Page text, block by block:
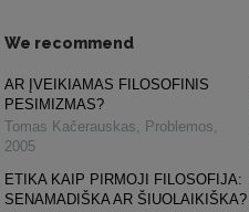
We recommend
AR ĮVEIKIAMAS FILOSOFINIS
PESIMIZMAS?
Tomas Kačerauskas, Problemos,
2005
ETIKA KAIP PIRMOJI FILOSOFIJA:
SENAMADIŠKA AR ŠIUOLAIKIŠKA?